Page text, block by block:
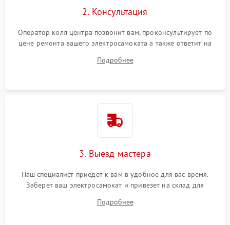
2. Консультация
Оператор колл центра позвонит вам, проконсультирует по
цене ремонта вашего электросамоката а также ответит на
Подробнее
3. Выезд мастера
Наш специалист приедет к вам в удобное для вас время.
Заберет ваш электросамокат и привезет на склад для
Подробнее